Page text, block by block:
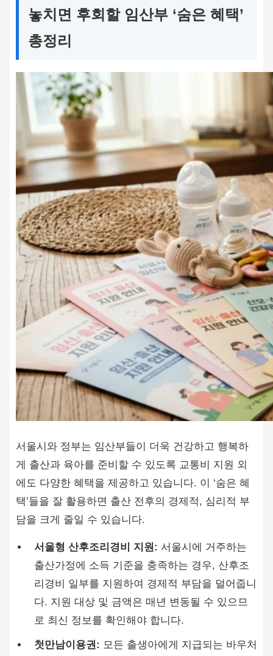
놓치면 후회할 임산부 ‘숨은 혜택’
총정리
서울시와 정부는 임산부들이 더욱 건강하고 행복하
게 출산과 육아를 준비할 수 있도록 교통비 지원 외
에도 다양한 혜택을 제공하고 있습니다. 이 ‘숨은 혜
택’들을 잘 활용하면 출산 전후의 경제적, 심리적 부
담을 크게 줄일 수 있습니다.
서울형 산후조리경비 지원: 서울시에 거주하는
출산가정에 소득 기준을 충족하는 경우, 산후조
리경비 일부를 지원하여 경제적 부담을 덜어줍니
다. 지원 대상 및 금액은 매년 변동될 수 있으므
로 최신 정보를 확인해야 합니다.
첫만남이용권: 모든 출생아에게 지급되는 바우처